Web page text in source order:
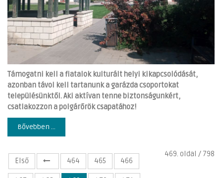
Támogatni kell a fiatalok kulturált helyi kikapcsolódását,
azonban távol kell tartanunk a garázda csoportokat
településünktől. Aki aktívan tenne biztonságunkért,
csatlakozzon a polgárőrök csapatához!
Bővebben ...
469. oldal / 798
Első
464 465 466